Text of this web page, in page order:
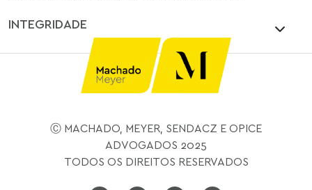
INTEGRIDADE
Ⓒ MACHADO, MEYER, SENDACZ E OPICE
ADVOGADOS 2025
TODOS OS DIREITOS RESERVADOS